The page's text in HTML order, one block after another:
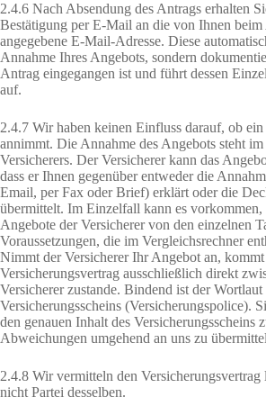
2.4.6 Nach Absendung des Antrags erhalten
Bestätigung per E-Mail an die von Ihnen beim
angegebene E-Mail-Adresse. Diese
Annahme Ihres Angebots, sondern
Antrag eingegangen ist und führt dessen
auf.
2.4.7 Wir haben keinen Einfluss darauf, ob
annimmt. Die Annahme des Angebots steht im
Versicherers. Der Versicherer kann das
dass er Ihnen gegenüber entweder die
Email, per Fax oder Brief) erklärt oder die
übermittelt. Im Einzelfall kann es vorkommen,
Angebote der Versicherer von den einzelnen
Voraussetzungen, die im Vergleichsrechner
Nimmt der Versicherer Ihr Angebot an,
Versicherungsvertrag ausschließlich direkt
Versicherer zustande. Bindend ist der Wortlaut
Versicherungsscheins (Versicherungspolice).
den genauen Inhalt des Versicherungsscheins
Abweichungen umgehend an uns zu
2.4.8 Wir vermitteln den
nicht Partei desselben.